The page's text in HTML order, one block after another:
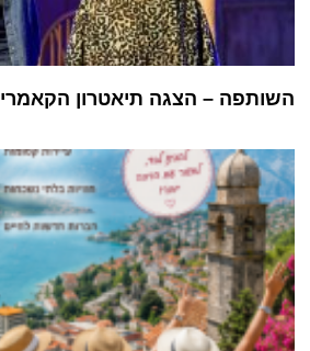
השותפה – הצגה תיאטרון